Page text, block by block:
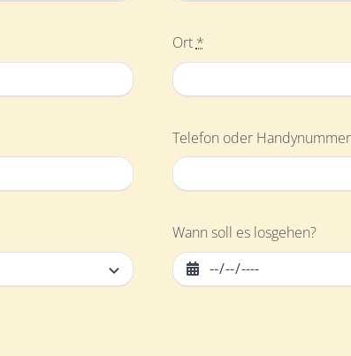
Ort *
Telefon oder
Wann soll es losgehen?